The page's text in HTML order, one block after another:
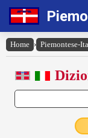
Home › Piemontese-